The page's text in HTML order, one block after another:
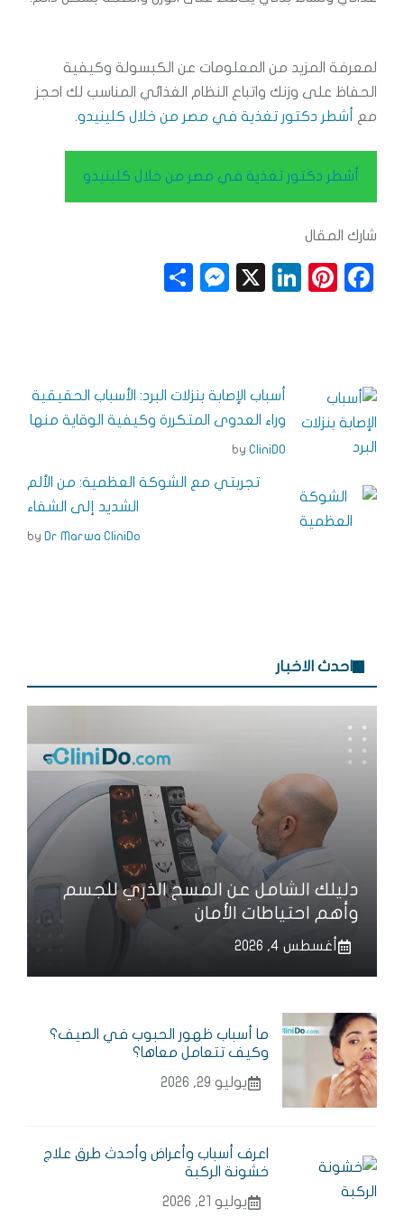
لمعرفة المزيد من المعلومات عن الكبسولة وكيفية
الحفاظ على وزنك واتباع النظام الغذائي المناسب لك احجز
مع
أشطر دكتور تغذية في مصر من خلال كلينيدو.
أشطر دكتور تغذية في مصر من خلال كلينيدو
شارك المقال
F
b
o
Pi
e
Li
dI
n
X
M
n
g
r
e
أسباب الإصابة بنزلات البرد: الأسباب الحقيقية
وراء العدوى المتكررة وكيفية الوقاية منها
byCliniDO
تجربتي مع الشوكة العظمية: من الألم
الشديد إلى الشفاء
by Dr Marwa CliniDo
احدث الاخبار
دليلك الشامل عن المسح الذري للجسم
وأهم احتياطات الأمان
أغسطس 4, 2026
ما أسباب ظهور الحبوب في الصيف؟
وكيف تتعامل معاها؟
يوليو 29, 2026
اعرف أسباب وأعراض وأحدث طرق علاج
خشونة الركبة
يوليو 21, 2026